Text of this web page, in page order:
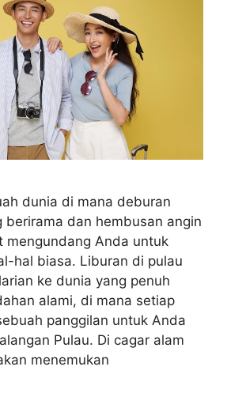
dunia di mana deburan
berirama dan hembusan angin
mengundang Anda untuk
hal biasa. Liburan di pulau
ke dunia yang penuh
alami, di mana setiap
panggilan untuk Anda
Pulau. Di cagar alam
menemukan